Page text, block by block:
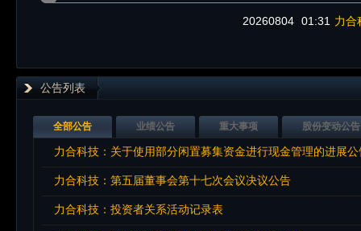
20260804 01:31 力合
公告列表
全部公告 业绩公告 重大事项 股份变动公告
力合科技：关于使用部分闲置募集资金进行现金管理的进展公
力合科技：第五届董事会第十七次会议决议公告
力合科技：投资者关系活动记录表